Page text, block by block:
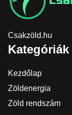
Csakzöld.hu
Kategóriák
Kezdőlap
Zöldenergia
Zöld rendszám